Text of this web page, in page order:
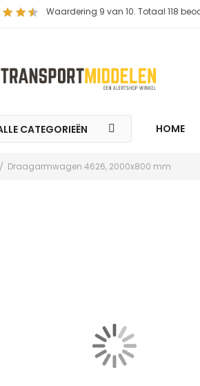
Waardering 9 van 10. Totaal 118
CATEGORIEËN HOME
Draagarmwagen 4626, 2000x800 mm